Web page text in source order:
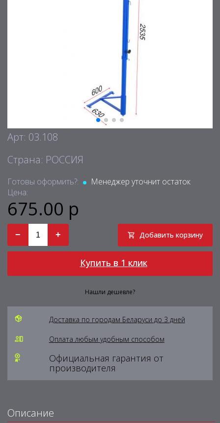
Арт: 03.108
Страна: РОССИЯ
Готовы оформить?:
Менеджер уточнит остаток
Цена:
675.00 р
− + Добавить корзину
Купить в 1 клик
Нашли дешевле?
Доставка по городам Беларуси до 3 дней
Оплата любым удобным способом
Официальная гарантия от
производителя
Описание